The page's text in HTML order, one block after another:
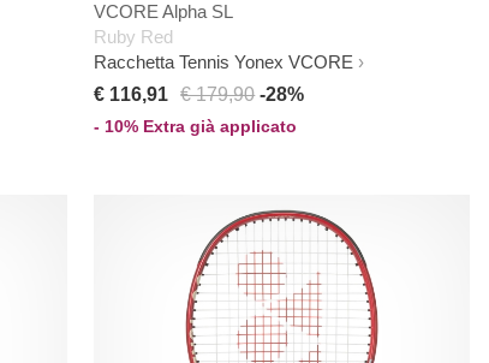
VCORE Alpha SL
Ruby Red
Racchetta Tennis Yonex VCORE
€ 116,91
€ 179,90 -28%
- 10% Extra già applicato